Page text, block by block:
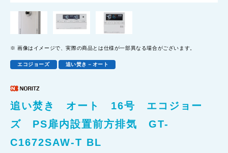
画像はイメージで、実際の商品とは仕様が一部異なる場合がございます。
エコジョーズ 追い焚き－オート
追い焚き オート 16号 エコジョー
ズ PS扉内設置前方排気 GT-
C1672SAW-T BL